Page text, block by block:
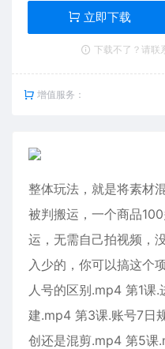
立即下载
下载不了？请联
增值服务：
整体玩法，就是将素材
被判搬运，一个商品
运，无需自己拍视频，
入少的，你可以搞这个
人号的区别.mp4 第1课
建.mp4 第3课.账号7日
创还是混剪.mp4 第5课